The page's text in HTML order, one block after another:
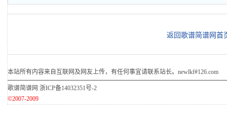
返回歌谱简谱网首
本站所有内容来自互联网及网友上传，有任何事宜请联系站长。newlkf#126.com
歌谱简谱网 浙ICP备14032351号-2
©2007-2009